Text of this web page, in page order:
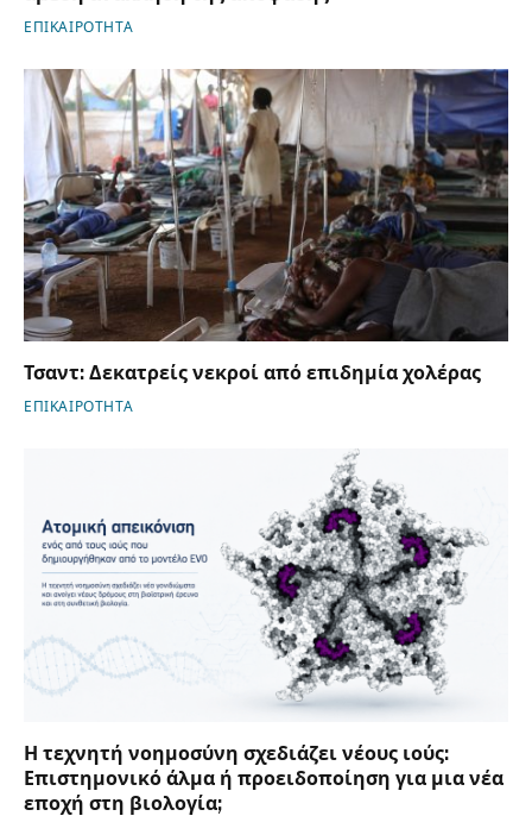
ΕΠΙΚΑΙΡΟΤΗΤΑ
Τσαντ: Δεκατρείς νεκροί από επιδημία χολέρας
ΕΠΙΚΑΙΡΟΤΗΤΑ
Η τεχνητή νοημοσύνη σχεδιάζει νέους ιούς:
Επιστημονικό άλμα ή προειδοποίηση για μια νέα
εποχή στη βιολογία;